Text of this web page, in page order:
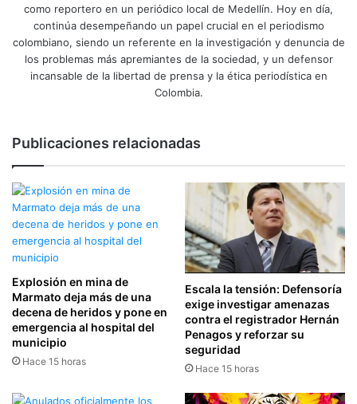
como reportero en un periódico local de Medellín. Hoy en día,
continúa desempeñando un papel crucial en el periodismo
colombiano, siendo un referente en la investigación y denuncia de
los problemas más apremiantes de la sociedad, y un defensor
incansable de la libertad de prensa y la ética periodística en
Colombia.
Publicaciones relacionadas
Explosión en mina de
Marmato deja más de una
decena de heridos y pone en
emergencia al hospital del
municipio
Hace 15 horas
Escala la tensión: Defensoría
exige investigar amenazas
contra el registrador Hernán
Penagos y reforzar su
seguridad
Hace 15 horas